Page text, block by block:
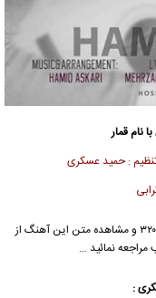
با نام قمار
: حمید عسکری
با کیفیت ۱۲۸ و ۳۲۰ و مشاهده متن این آهنگ از
نمائید …
: